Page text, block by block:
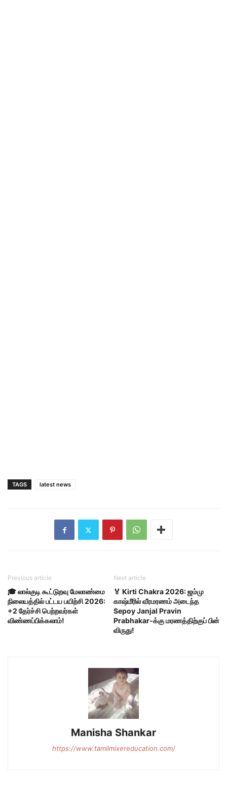
TAGS latest news
Previous article
🎓 லால்குடி கூட்டுறவு மேலாண்மை
நிலையத்தில் பட்டய பயிற்சி 2026:
+2 தேர்ச்சி பெற்றவர்கள்
விண்ணப்பிக்கலாம்!
Next article
🏅 Kirti Chakra 2026: ஜம்மு
காஷ்மீரில் வீரமரணம் அடைந்த
Sepoy Janjal Pravin
Prabhakar-க்கு மரணத்திற்குப் பின்
விருது!
Manisha Shankar
https://www.tamilmixereducation.com/